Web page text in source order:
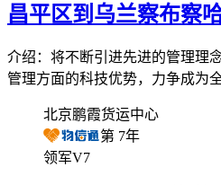
昌平区到乌兰察布察
介绍：将不断引进先进的管理理
管理方面的科技优势，力争成为
北京鹏霞货运中心
第 7年
领军V7